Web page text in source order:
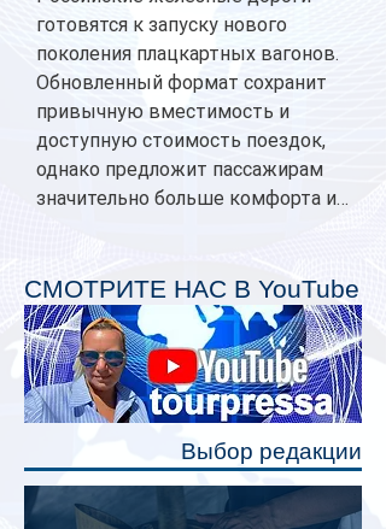
готовятся к запуску нового
поколения плацкартных вагонов.
Обновленный формат сохранит
привычную вместимость и
доступную стоимость поездок,
однако предложит пассажирам
значительно больше комфорта и
планируется начать в 2027 году.
Одним из главных нововведений
станут индивидуальные шторки у
каждого спального места. Они
позволят пассажирам закрыть свою
полку во время сна или отдыха,
СМОТРИТЕ НАС В YouTube
Выбор редакции